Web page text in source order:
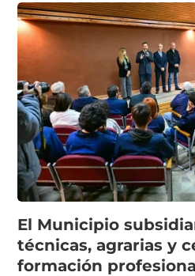
El Municipio
técnicas, agrarias y
formación